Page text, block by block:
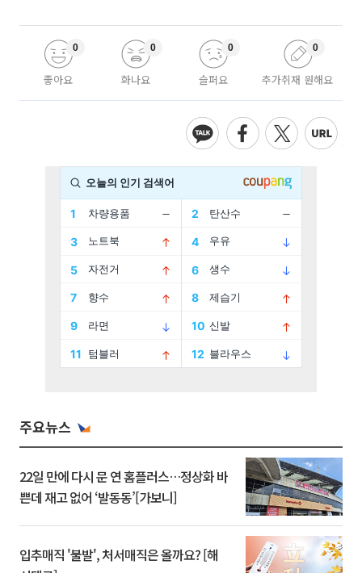
좋아요
0
화나요
0
슬퍼요
0
추가취재 원해요
0
주요뉴스
22일 만에 다시 문 연 홈플러스…정상화 바
쁜데 재고 없어 ‘발동동’[가보니]
입추매직 '불발', 처서매직은 올까요? [해